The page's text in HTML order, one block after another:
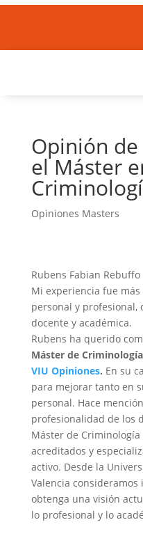
Opinión
el Máster
Opiniones Masters
Rubens Fabian Rebuffo
Mi experiencia fue
personal y profesional,
docente y académica.
Rubens ha querido
Máster de Criminología
VIU Opiniones. En su
para mejorar tanto en
personal. Hace
profesionalidad de los
Máster de
acreditados y
activo. Desde la
Valencia
obtenga una visión
lo profesional y lo